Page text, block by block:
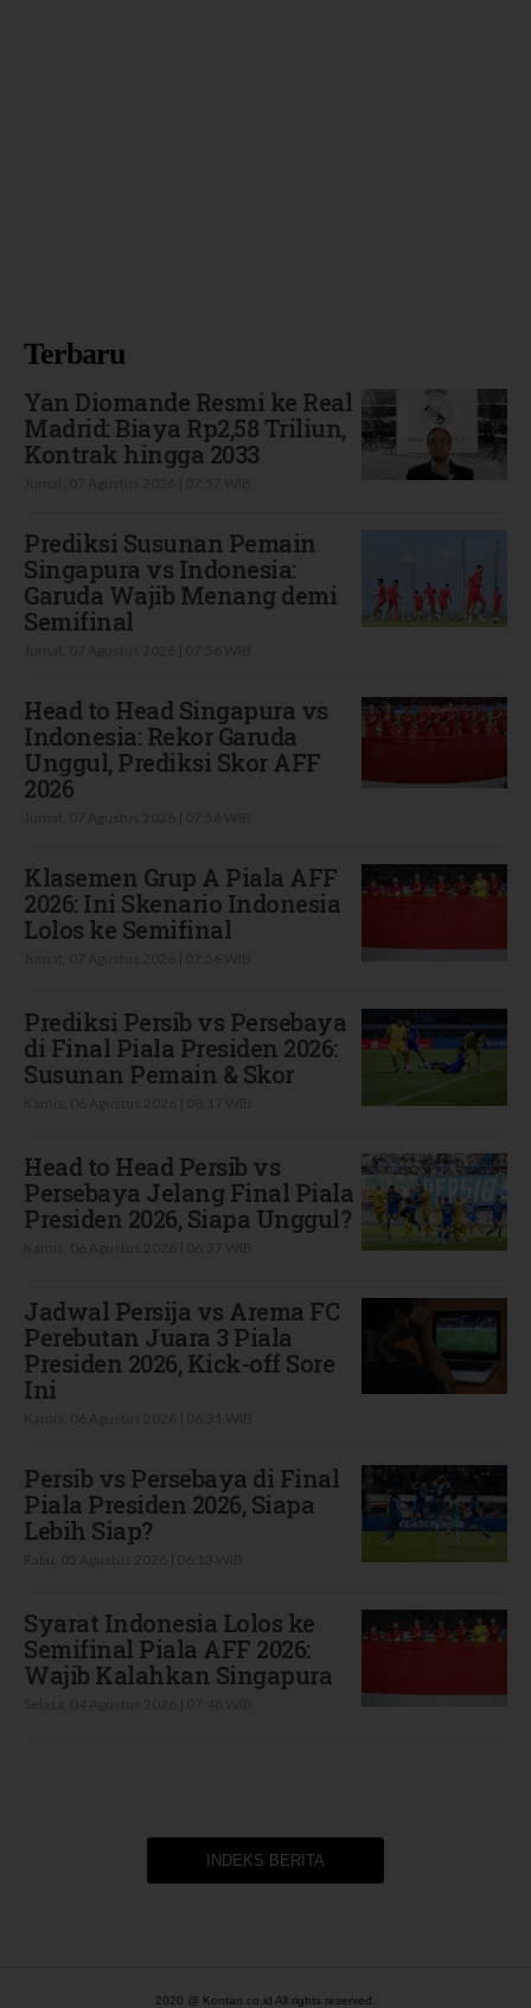
Terbaru
Yan Diomande Resmi ke Real
Madrid: Biaya Rp2,58 Triliun,
Kontrak hingga 2033
Prediksi Susunan Pemain
Singapura vs Indonesia:
Garuda Wajib Menang demi
Semifinal
Head to Head Singapura vs
Indonesia: Rekor Garuda
Unggul, Prediksi Skor AFF
2026
Klasemen Grup A Piala AFF
2026: Ini Skenario Indonesia
Lolos ke Semifinal
Prediksi Persib vs Persebaya
di Final Piala Presiden 2026:
Susunan Pemain & Skor
Head to Head Persib vs
Persebaya Jelang Final Piala
Presiden 2026, Siapa Unggul?
Jadwal Persija vs Arema FC
Perebutan Juara 3 Piala
Presiden 2026, Kick-off Sore
Ini
Persib vs Persebaya di Final
Piala Presiden 2026, Siapa
Lebih Siap?
Syarat Indonesia Lolos ke
Semifinal Piala AFF 2026:
Wajib Kalahkan Singapura
INDEKS BERITA
2020 @ Kontan.co.id All rights reserved.